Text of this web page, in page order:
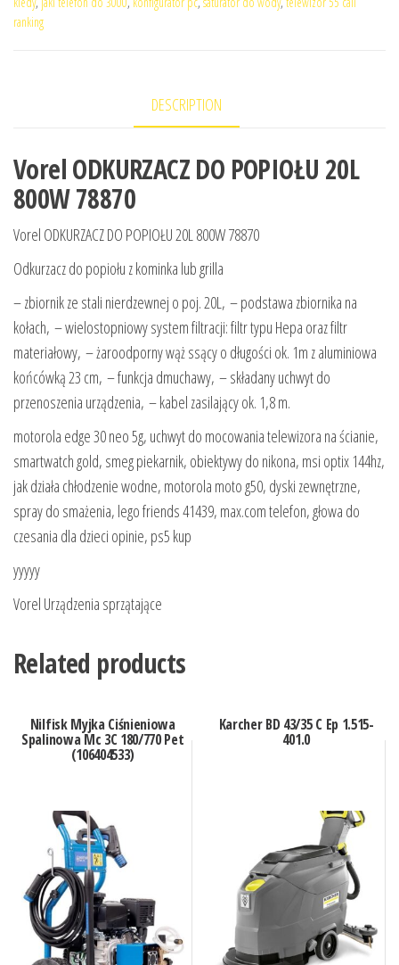
ranking
DESCRIPTION
Vorel ODKURZACZ DO POPIOŁU 20L
800W 78870
Vorel ODKURZACZ DO POPIOŁU 20L 800W 78870
Odkurzacz do popiołu z kominka lub grilla
– zbiornik ze stali nierdzewnej o poj. 20L, – podstawa zbiornika na
kołach, – wielostopniowy system filtracji: filtr typu Hepa oraz filtr
materiałowy, – żaroodporny wąż ssący o długości ok. 1m z aluminiowa
końcówką 23 cm, – funkcja dmuchawy, – składany uchwyt do
przenoszenia urządzenia, – kabel zasilający ok. 1,8 m.
motorola edge 30 neo 5g, uchwyt do mocowania telewizora na ścianie,
smartwatch gold, smeg piekarnik, obiektywy do nikona, msi optix 144hz,
jak działa chłodzenie wodne, motorola moto g50, dyski zewnętrzne,
spray do smażenia, lego friends 41439, max.com telefon, głowa do
czesania dla dzieci opinie, ps5 kup
yyyyy
Vorel Urządzenia sprzątające
Related products
Nilfisk Myjka Ciśnieniowa
Spalinowa Mc 3C 180/770 Pet
(106404533)
Karcher BD 43/35 C Ep 1.515-
401.0